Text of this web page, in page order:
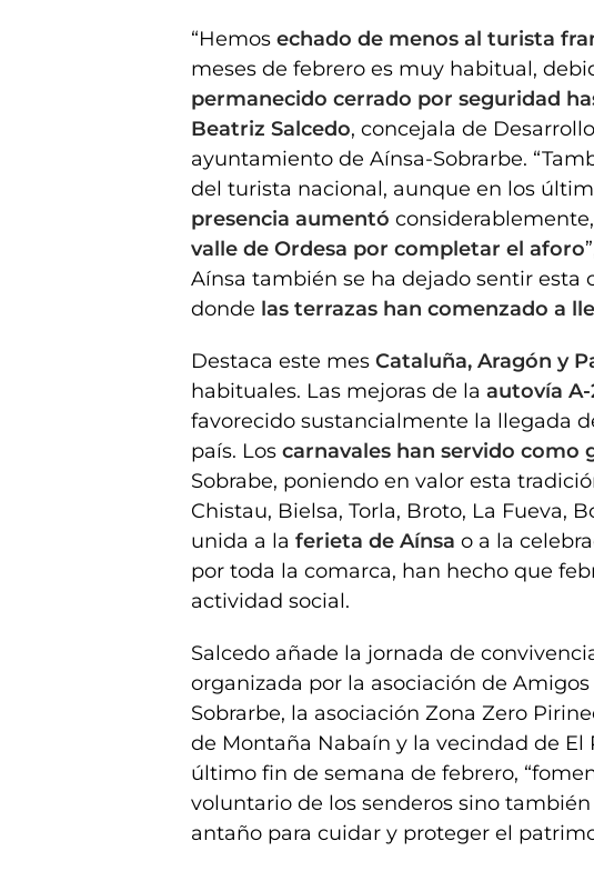
“Hemos echado de menos al turista
meses de febrero es muy habitual,
permanecido cerrado por seguridad
Beatriz Salcedo, concejala de
ayuntamiento de Aínsa-Sobrarbe.
del turista nacional, aunque en los
presencia aumentó
valle de Ordesa por completar el aforo
Aínsa también se ha dejado sentir esta
donde las terrazas han comenzado a
Destaca este mes Cataluña, Aragón y
habituales. Las mejoras de la autovía A-
favorecido sustancialmente la llegada
país. Los carnavales han servido como
Sobrabe, poniendo en valor esta
Chistau, Bielsa, Torla, Broto, La Fueva,
unida a la ferieta de Aínsa o a la
por toda la comarca, han hecho que
actividad social.
Salcedo añade la jornada de
organizada por la asociación de
Sobrarbe, la asociación Zona Zero
de Montaña Nabaín y la vecindad de El
último fin de semana de febrero,
voluntario de los senderos sino también
antaño para cuidar y proteger el